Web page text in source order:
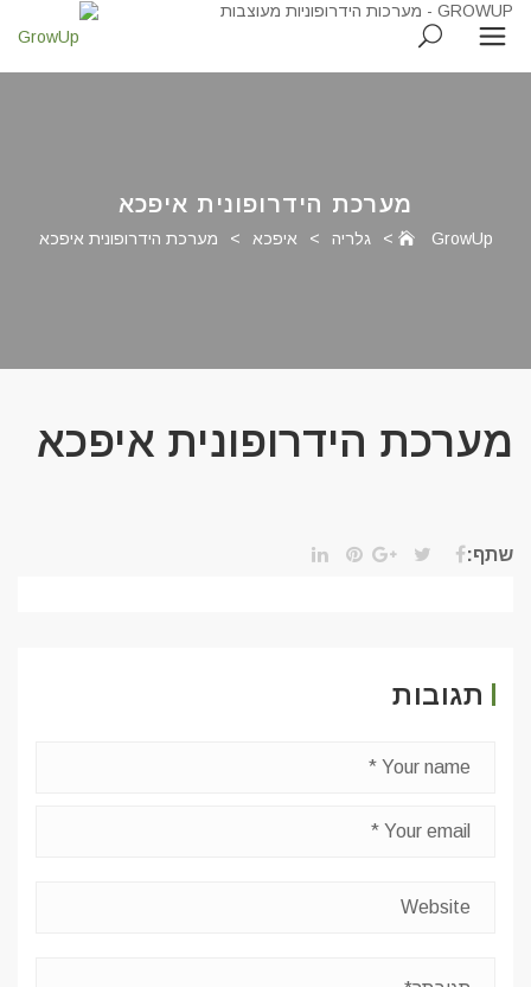
מערכת הידרופונית איפכא
GrowUp
> גלריה > איפכא > מערכת הידרופונית איפכא
מערכת הידרופונית איפכא
שתף:
תגובות